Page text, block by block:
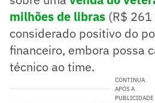
milhões de libras (R$ 261
considerado positivo do
financeiro, embora possa
técnico ao time.
CONTINUA
APÓS A
PUBLICIDADE